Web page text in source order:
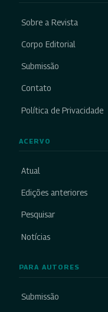
Sobre a Revista
Corpo Editorial
Submissão
Contato
Política de Privacidade
ACERVO
Atual
Edições anteriores
Pesquisar
Notícias
PARA AUTORES
Submissão